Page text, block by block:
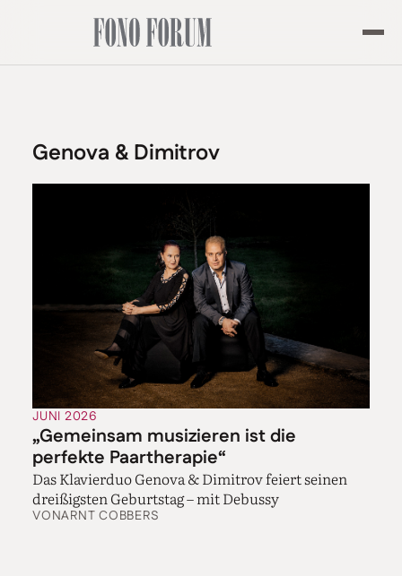
Genova & Dimitrov
JUNI 2026
„Gemeinsam musizieren ist die
perfekte Paartherapie“
Das Klavierduo Genova & Dimitrov feiert seinen
dreißigsten Geburtstag – mit Debussy
VONARNT COBBERS